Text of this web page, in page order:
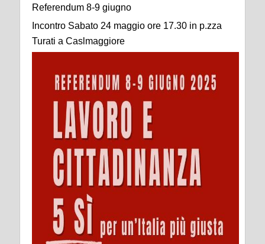
Referendum 8-9 giugno
Incontro Sabato 24 maggio ore 17.30 in p.zza
Turati a Caslmaggiore